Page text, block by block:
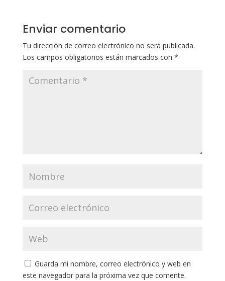
Enviar comentario
Tu dirección de correo electrónico no será publicada.
Los campos obligatorios están marcados con *
Guarda mi nombre, correo electrónico y web en
este navegador para la próxima vez que comente.